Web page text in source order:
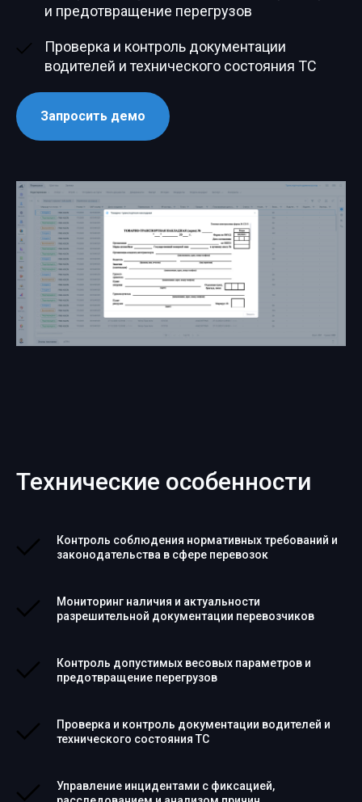
и предотвращение перегрузов
Проверка и контроль документации
водителей и технического состояния ТС
Запросить демо
Технические особенности
Контроль соблюдения нормативных требований и
законодательства в сфере перевозок
Мониторинг наличия и актуальности
разрешительной документации перевозчиков
Контроль допустимых весовых параметров и
предотвращение перегрузов
Проверка и контроль документации водителей и
технического состояния ТС
Управление инцидентами с фиксацией,